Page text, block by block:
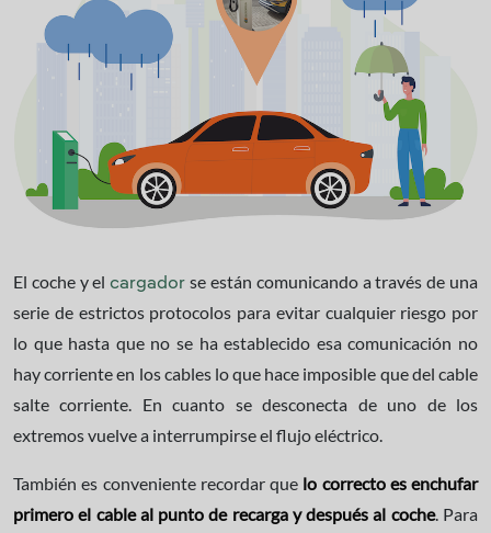
El coche y el cargador se están comunicando a través de una
serie de estrictos protocolos para evitar cualquier riesgo por
lo que hasta que no se ha establecido esa comunicación no
hay corriente en los cables lo que hace imposible que del cable
salte corriente. En cuanto se desconecta de uno de los
extremos vuelve a interrumpirse el flujo eléctrico.
También es conveniente recordar que lo correcto es enchufar
primero el cable al punto de recarga y después al coche. Para